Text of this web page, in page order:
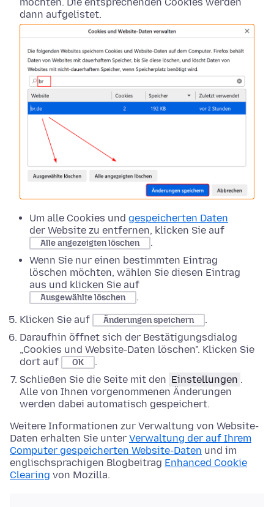
möchten. Die entsprechenden Cookies werden
dann aufgelistet.
Um alle Cookies und gespeicherten Daten
der Website zu entfernen, klicken Sie auf
Alle angezeigten löschen
.
Wenn Sie nur einen bestimmten Eintrag
löschen möchten, wählen Sie diesen Eintrag
aus und klicken Sie auf
Ausgewählte löschen
.
Klicken Sie auf
Änderungen speichern
.
Daraufhin öffnet sich der Bestätigungsdialog
„Cookies und Website-Daten löschen". Klicken Sie
dort auf
OK
.
Schließen Sie die Seite mit den Einstellungen .
Alle von Ihnen vorgenommenen Änderungen
werden dabei automatisch gespeichert.
Weitere Informationen zur Verwaltung von Website-
Daten erhalten Sie unter Verwaltung der auf Ihrem
Computer gespeicherten Website-Daten und im
englischsprachigen Blogbeitrag Enhanced Cookie
Clearing von Mozilla.